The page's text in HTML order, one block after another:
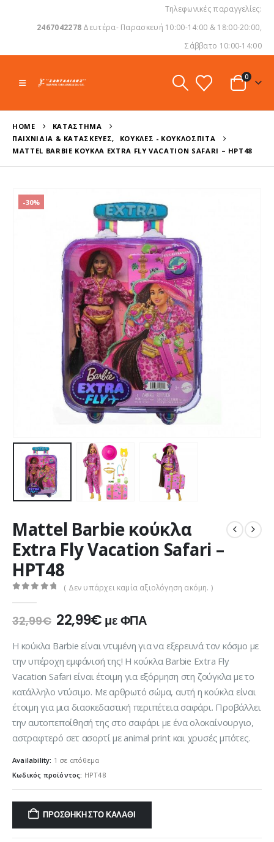
Τηλεφωνικές παραγγελίες:
2467042278 Δευτέρα- Παρασκευή 10:00-14:00 & 18:00-20:00,
Σάββατο 10:00-14:00
0
HOME
ΚΑΤΆΣΤΗΜΑ
ΠΑΙΧΝΊΔΙΑ & ΚΑΤΑΣΚΕΥΈΣ,
ΚΟΎΚΛΕΣ - ΚΟΥΚΛΌΣΠΙΤΑ
MATTEL BARBIE ΚΟΎΚΛΑ EXTRA FLY VACATION SAFARI – HPT48
-30%
Mattel Barbie κούκλα
Extra Fly Vacation Safari –
HPT48
( Δεν υπάρχει καμία αξιολόγηση ακόμη. )
32,99€ Original
price
was:
32,99€.
22,99€Η
τρέχουσα
τιμή
είναι:
22,99€.
με ΦΠΑ
Η κούκλα Barbie είναι ντυμένη για να εξερευνά τον κόσμο με
την υπέροχη εμφάνισή της! Η κούκλα Barbie Extra Fly
Vacation Safari είναι έτοιμη για εξόρμηση στη ζούγκλα με το
κατάλληλο ντύσιμο. Με αρθρωτό σώμα, αυτή η κούκλα είναι
έτοιμη για μια διασκεδαστική περιπέτεια σαφάρι. Προβάλλει
την αυτοπεποίθησή της στο σαφάρι με ένα ολοκαίνουργιο,
αστραφτερό σετ ασορτί με animal print και χρυσές μπότες.
Availability: 1 σε απόθεμα
Κωδικός προϊόντος: HPT48
ΠΡΟΣΘΉΚΗ ΣΤΟ ΚΑΛΆΘΙ